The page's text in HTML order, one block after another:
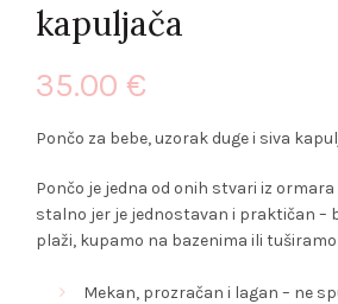
kapuljača
35.00 €
Pončo za bebe, uzorak duge i siva
Pončo je jedna od onih stvari iz
stalno jer je jednostavan i praktičan –
plaži, kupamo na bazenima ili tuširamo
Mekan, prozračan i lagan – ne